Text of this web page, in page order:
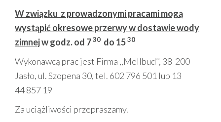
W związku z prowadzonymi pracami mogą
wystąpić okresowe przerwy w dostawie wody
zimnejw godz. od 730 do 1530
Wykonawcą prac jest Firma ,,Mellbud’’, 38-200
Jasło, ul. Szopena 30, tel. 602 796 501 lub 13
44 857 19
Za uciążliwości przepraszamy.